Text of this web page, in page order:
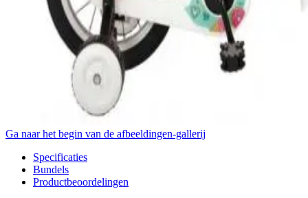
Ga naar het begin van de afbeeldingen-gallerij
Specificaties
Bundels
Productbeoordelingen